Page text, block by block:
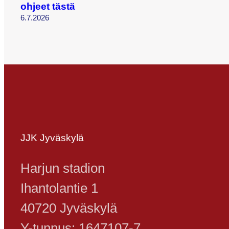
ohjeet tästä
6.7.2026
JJK Jyväskylä
Harjun stadion
Ihantolantie 1
40720 Jyväskylä